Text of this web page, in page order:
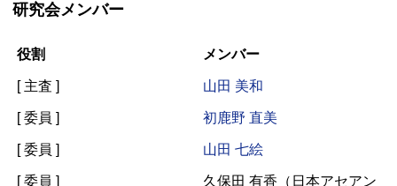
研究会メンバー
役割 メンバー
[ 主査 ] 山田 美和
[ 委員 ] 初鹿野 直美
[ 委員 ] 山田 七絵
[ 委員 ]
久保田 有香（日本アセアン